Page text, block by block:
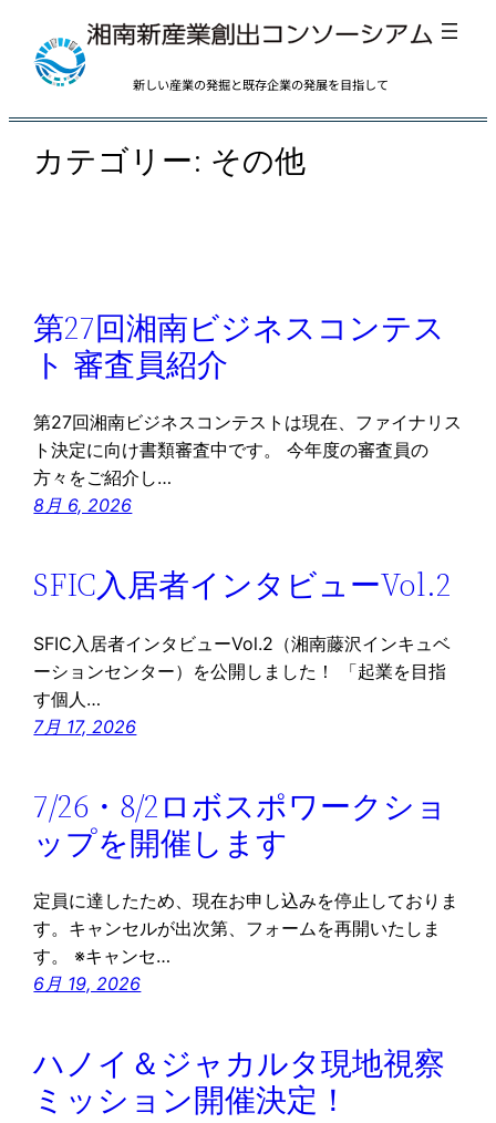
ス
新しい産業の発掘と既存企業の発展を目指して
カテゴリー: その他
第27回湘南ビジネスコンテス
ト 審査員紹介
第27回湘南ビジネスコンテストは現在、ファイナリス
ト決定に向け書類審査中です。 今年度の審査員の
方々をご紹介し…
8月 6, 2026
SFIC入居者インタビューVol.2
SFIC入居者インタビューVol.2（湘南藤沢インキュベ
ーションセンター）を公開しました！ 「起業を目指
す個人…
7月 17, 2026
7/26・8/2ロボスポワークショ
ップを開催します
定員に達したため、現在お申し込みを停止しておりま
す。キャンセルが出次第、フォームを再開いたしま
す。 ※キャンセ…
6月 19, 2026
ハノイ＆ジャカルタ現地視察
ミッション開催決定！